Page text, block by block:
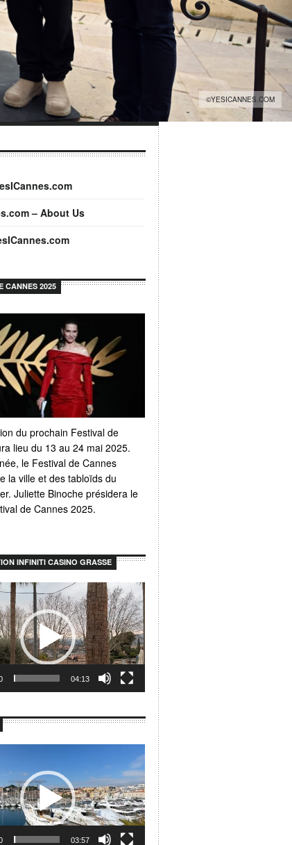
©YESICANNES.COM
– About Us
CANNES 2025
du prochain Festival de
lieu du 13 au 24 mai 2025.
le Festival de Cannes
la ville et des tabloïds du
Juliette Binoche présidera le
de Cannes 2025.
INFINITI CASINO GRASSE
04:13
03:57